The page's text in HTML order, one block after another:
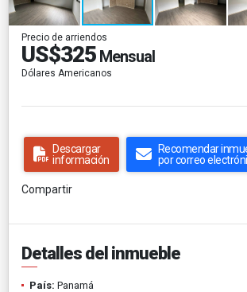
Precio de arriendos
US$325 Mensual
Dólares Americanos
Descargar
información
Recomendar
por correo
Compartir
Detalles del inmueble
País: Panamá